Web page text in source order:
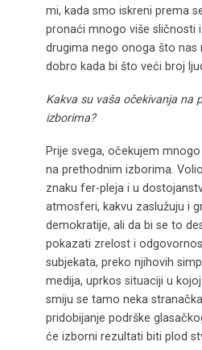
mi, kada smo iskreni prema
pronaći mnogo više sličnosti
drugima nego onoga što nas
dobro kada bi što veći broj
Kakva su vaša očekivanja na
izborima?
Prije svega, očekujem
na prethodnim izborima.
znaku fer-pleja i u
atmosferi, kakvu zaslužuju i
demokratije, ali da bi se to
pokazati zrelost i
subjekata, preko njihovih
medija, uprkos situaciji u
smiju se tamo neka
pridobijanje podrške
će izborni rezultati biti plod